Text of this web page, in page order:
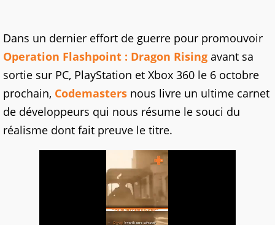
Dans un dernier effort de guerre pour promouvoir
Operation Flashpoint : Dragon Rising avant sa
sortie sur PC, PlayStation et Xbox 360 le 6 octobre
prochain, Codemasters nous livre un ultime carnet
de développeurs qui nous résume le souci du
réalisme dont fait preuve le titre.